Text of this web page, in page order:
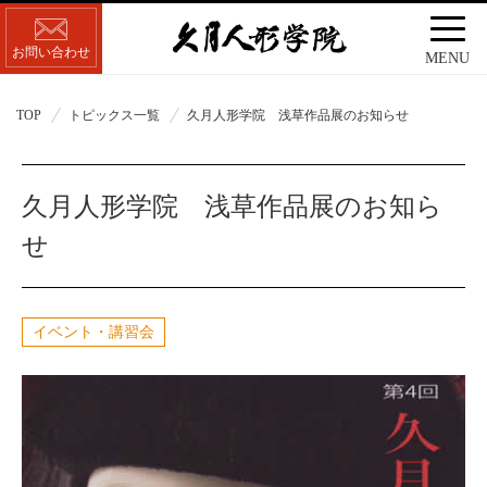
お問い合わせ MENU
TOP トピックス一覧 久月人形学院 浅草作品展のお知らせ
久月人形学院 浅草作品展のお知ら
せ
イベント・講習会